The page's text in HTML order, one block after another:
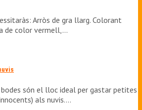
Arròs de gra llarg. Colorant
de color vermell,…
bodes són el lloc ideal per gastar petites
als nuvis.…